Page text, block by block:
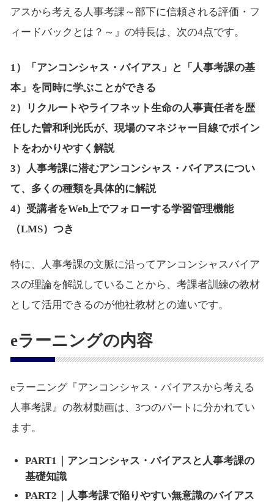
アスから考える人事考課～部下に信頼される評価・フ
ィードバックとは？～』の特長は、次の4点です。
1）「アンコンシャス・バイアス」と「人事考課の基
本」を同時に学ぶことができる
2）リクルートやライフネット生命の人事責任者を歴
任した曽和利光氏が、現場のマネジャー目線でポイン
トをわかりやすく解説
3）人事考課に潜むアンコンシャス・バイアスについ
て、多くの種類を具体的に解説
4）受講者をWeb上でフォローする学習管理機能
（LMS）つき
特に、人事考課の文脈に沿ってアンコンシャスバイア
スの理論を解説していることから、考課者訓練の教材
として活用できるのが他社教材との違いです。
eラーニングの内容
eラーニング『アンコンシャス・バイアスから考える
人事考課』の教材動画は、3つのパートに分かれてい
ます。
PART1｜アンコンシャス・バイアスと人事考課の
基礎知識
PART2｜人事考課で陥りやすい無意識のバイアス